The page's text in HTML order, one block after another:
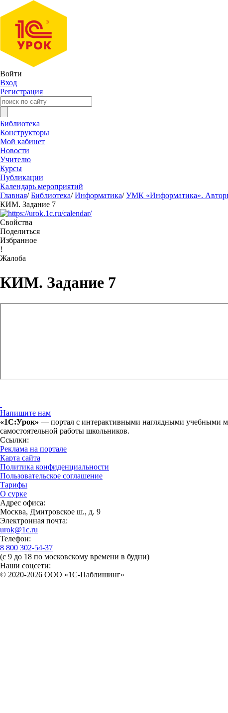
Войти
Вход
Регистрация
Библиотека
Конструкторы
Мой кабинет
Новости
Учителю
Курсы
Публикации
Календарь мероприятий
Главная/ Библиотека/ Информатика/ УМК «Информатика».
КИМ. Задание 7
Свойства
Поделиться
Избранное
!
Жалоба
КИМ. Задание 7
Напишите нам
«1С:Урок» — портал с интерактивными наглядными учебными
самостоятельной работы школьников.
Ссылки:
Реклама на портале
Карта сайта
Политика конфиденциальности
Пользовательское соглашение
Тарифы
О сурке
Адрес офиса:
Москва, Дмитровское ш., д. 9
Электронная почта:
urok@1c.ru
Телефон:
8 800 302-54-37
(с 9 до 18 по московскому времени в будни)
Наши соцсети:
© 2020-2026 OOO «1С-Паблишинг»